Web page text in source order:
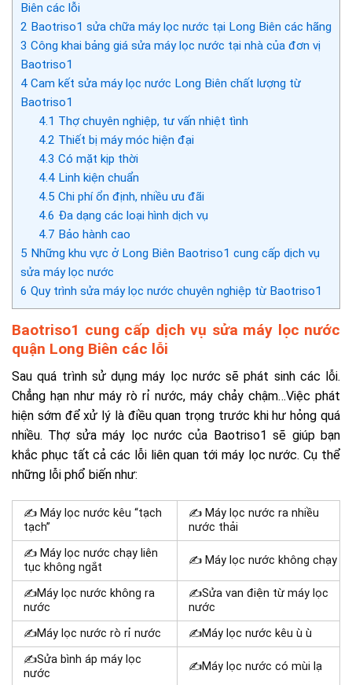
Biên các lỗi
2 Baotriso1 sửa chữa máy lọc nước tại Long Biên các hãng
3 Công khai bảng giá sửa máy lọc nước tại nhà của đơn vị
Baotriso1
4 Cam kết sửa máy lọc nước Long Biên chất lượng từ
Baotriso1
4.1 Thợ chuyên nghiệp, tư vấn nhiệt tình
4.2 Thiết bị máy móc hiện đại
4.3 Có mặt kịp thời
4.4Linh kiện chuẩn
4.5 Chi phí ổn định, nhiều ưu đãi
4.6 Đa dạng các loại hình dịch vụ
4.7 Bảo hành cao
5 Những khu vực ở Long Biên Baotriso1 cung cấp dịch vụ
sửa máy lọc nước
6 Quy trình sửa máy lọc nước chuyên nghiệp từ Baotriso1
Baotriso1 cung cấp dịch vụ sửa máy lọc nước
quận Long Biên các lỗi
Sau quá trình sử dụng máy lọc nước sẽ phát sinh các lỗi.
Chẳng hạn như máy rò rỉ nước, máy chảy chậm…Việc phát
hiện sớm để xử lý là điều quan trọng trước khi hư hỏng quá
nhiều. Thợ sửa máy lọc nước của Baotriso1 sẽ giúp bạn
khắc phục tất cả các lỗi liên quan tới máy lọc nước. Cụ thể
những lỗi phổ biến như:
✍ Máy lọc nước kêu “tạch
tạch”
✍ Máy lọc nước ra nhiều
nước thải
✍ Máy lọc nước chạy liên
tục không ngắt
✍ Máy lọc nước không chạy
✍Máy lọc nước không ra
nước
✍Sửa van điện từ máy lọc
nước
✍Máy lọc nước rò rỉ nước
✍Máy lọc nước kêu ù ù
✍Sửa bình áp máy lọc
nước
✍Máy lọc nước có mùi lạ